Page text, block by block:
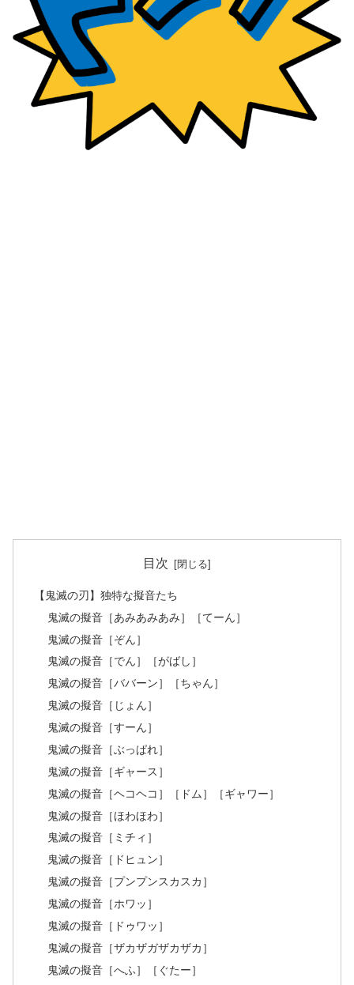
目次
【鬼滅の刃】独特な擬音たち
鬼滅の擬音［あみあみあみ］［てーん］
鬼滅の擬音［ぞん］
鬼滅の擬音［でん］［がばし］
鬼滅の擬音［ババーン］［ちゃん］
鬼滅の擬音［じょん］
鬼滅の擬音［すーん］
鬼滅の擬音［ぶっぱれ］
鬼滅の擬音［ギャース］
鬼滅の擬音［ヘコヘコ］［ドム］［ギャワー］
鬼滅の擬音［ほわほわ］
鬼滅の擬音［ミチィ］
鬼滅の擬音［ドヒュン］
鬼滅の擬音［プンプンスカスカ］
鬼滅の擬音［ホワッ］
鬼滅の擬音［ドゥワッ］
鬼滅の擬音［ザカザガザカザカ］
鬼滅の擬音［へふ］［ぐたー］